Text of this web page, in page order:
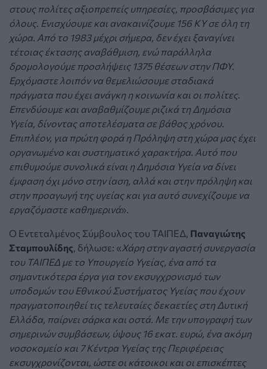
στους πολίτες αξιοπρεπείς υπηρεσίες, προσβάσιμες για
όλους. Ενισχύουμε και ανακαινίζουμε 156 ΚΥ σε όλη τη
χώρα. Από το 1983 μέχρι σήμερα, δεν έχει ξαναγίνει
τέτοιας έκτασης αναβάθμιση, ενώ παράλληλα
δρομολογούμε προσλήψεις 1375 θέσεων στην ΠΦΥ.
Ερχόμαστε λοιπόν να θεμελιώσουμε σταδιακά
πράγματα που έχει ανάγκη η κοινωνία και οι πολίτες.
Επενδύουμε και αναβαθμίζουμε ριζικά τη Δημόσια
Υγεία, δίνοντας αποτελέσματα σε βάθος χρόνου.
Επιπλέον, για πρώτη φορά η Πρόληψη στη χώρα μας έχει
οργανωμένο και συστηματικό χαρακτήρα. Αυτό που
επιθυμούμε συνολικά είναι η Δημόσια Υγεία να δίνει
έμφαση όχι μόνο στην ίαση, αλλά και στην πρόληψη και
στην προαγωγή της υγείας και για αυτό συνεχίζουμε να
εργαζόμαστε καθημερινά».
Ο Εντεταλμένος Σύμβουλος του ΤΑΙΠΕΔ, Παναγιώτης
Σταμπουλίδης, δήλωσε: «Χάρη στην αγαστή συνεργασία
του ΤΑΙΠΕΔ με το Υπουργείο Υγείας, ένα από τα
σημαντικότερα έργα για τον εκσυγχρονισμό των
υποδομών του Εθνικού Συστήματος Υγείας που έχουν
πραγματοποιηθεί τις τελευταίες δεκαετίες στη Δυτική
Ελλάδα, παίρνει σάρκα και οστά. Με την υπογραφή των
σημερινών συμβάσεων, ύψους 16 εκατ. ευρώ, ένα ακόμη
νοσοκομείο και 7 Κέντρα Υγείας της Περιφέρειας
εκσυγχρονίζονται, ώστε οι κάτοικοι και οι επισκέπτες